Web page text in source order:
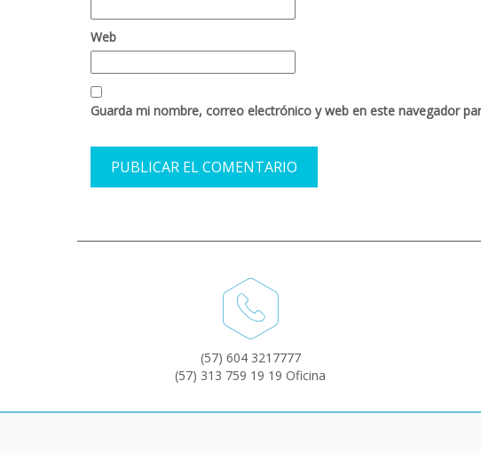
Web
Guarda mi nombre, correo electrónico y web en este navegador
(57) 604 3217777
(57) 313 759 19 19 Oficina